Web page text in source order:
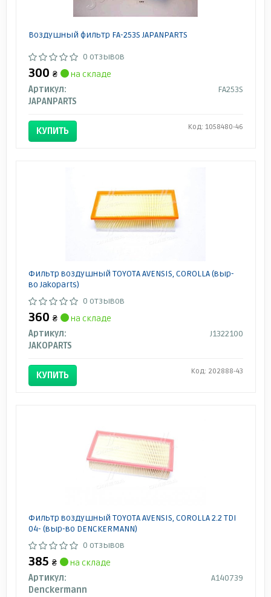
Воздушный фильтр FA-253S JAPANPARTS
0 отзывов
300 ₴
на складе
Артикул:
FA253S
JAPANPARTS
КУПИТЬ Код: 1058480-46
Фильтр воздушный TOYOTA AVENSIS, COROLLA (выр-
во Jakoparts)
0 отзывов
360 ₴
на складе
Артикул:
J1322100
JAKOPARTS
КУПИТЬ Код: 202888-43
Фильтр воздушный TOYOTA AVENSIS, COROLLA 2.2 TDI
04- (выр-во DENCKERMANN)
0 отзывов
385 ₴
на складе
Артикул:
A140739
Denckermann